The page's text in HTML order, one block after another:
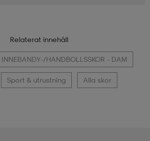
Relaterat innehåll
INNEBANDY-/HANDBOLLSSKOR - DAM
Sport & utrustning Alla skor